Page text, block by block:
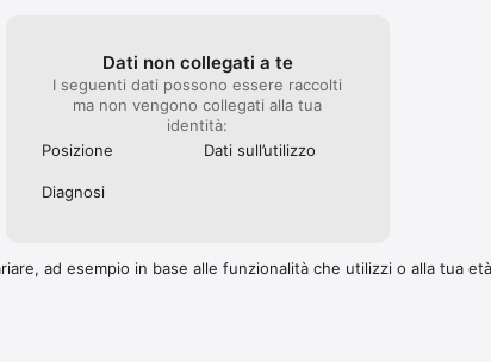
Dati non collegati a te
I seguenti dati possono essere raccolti
ma non vengono collegati alla tua
identità:
Posizione
Dati sull’utilizzo
Diagnosi
ad esempio in base alle funzionalità che utilizzi o alla tua